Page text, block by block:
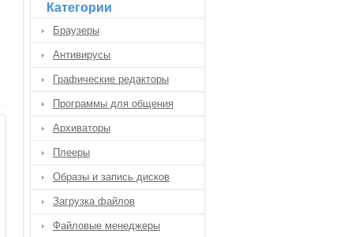
Категории
Браузеры
Антивирусы
Графические редакторы
Программы для общения
Архиваторы
Плееры
Образы и запись дисков
Загрузка файлов
Файловые менеджеры